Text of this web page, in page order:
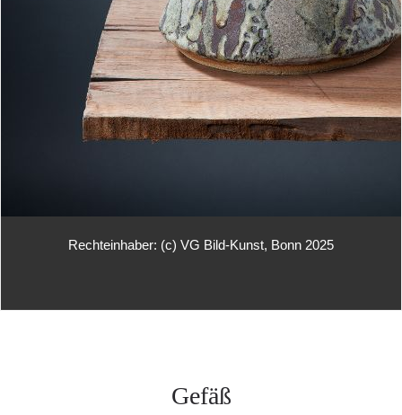
Rechteinhaber: (c) VG Bild-Kunst, Bonn 2025
Gefäß